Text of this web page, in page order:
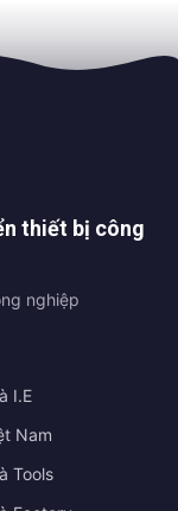
thiết bị công
nghiệp
I.E
Nam
Tools